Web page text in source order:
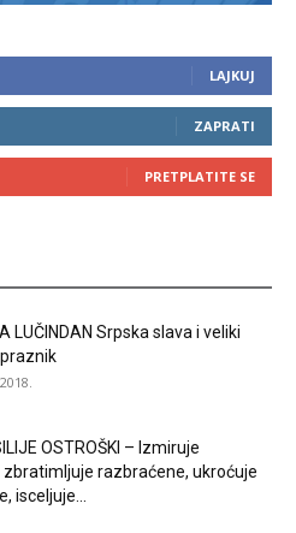
LAJKUJ
ZAPRATI
PRETPLATITE SE
LUČINDAN Srpska slava i veliki
OSTROŠKI – Izmiruje
zbratimljuje razbraćene, ukroćuje
isceljuje...